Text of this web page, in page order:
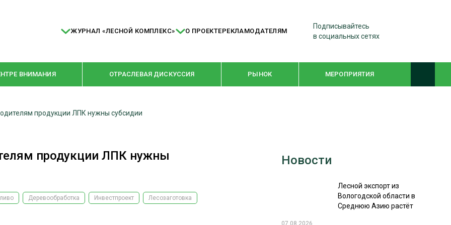
ЖУРНАЛ «ЛЕСНОЙ КОМПЛЕКС» О ПРОЕКТЕРЕКЛАМОДАТЕЛЯМ
Подписывайтесь
в социальных сетях
ВНИМАНИЯ ОТРАСЛЕВАЯ ДИСКУССИЯ РЫНОК МЕРОПРИЯТИЯ
РУБРИКИ
КРУПНЫМ ПЛАНОМ
В ЦЕНТРЕ ВНИМАНИЯ
WOODEX-2021
СУШКА ДРЕВЕСИНЫ
продукции ЛПК нужны субсидии
продукции ЛПК нужны
Деревообработка Инвестпроект Лесозаготовка
Новости
Лесной экспорт из
Вологодской области в
Среднюю Азию растёт
07.08.2026